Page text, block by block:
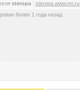
steropa : steropa.www.nn.ru
более 1 года назад